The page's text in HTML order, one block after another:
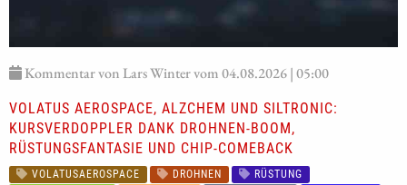
Kommentar von Lars Winter vom 04.08.2026 | 05:00
VOLATUS AEROSPACE, ALZCHEM UND SILTRONIC:
KURSVERDOPPLER DANK DROHNEN-BOOM,
RÜSTUNGSFANTASIE UND CHIP-COMEBACK
VOLATUSAEROSPACE DROHNEN
RÜSTUNG